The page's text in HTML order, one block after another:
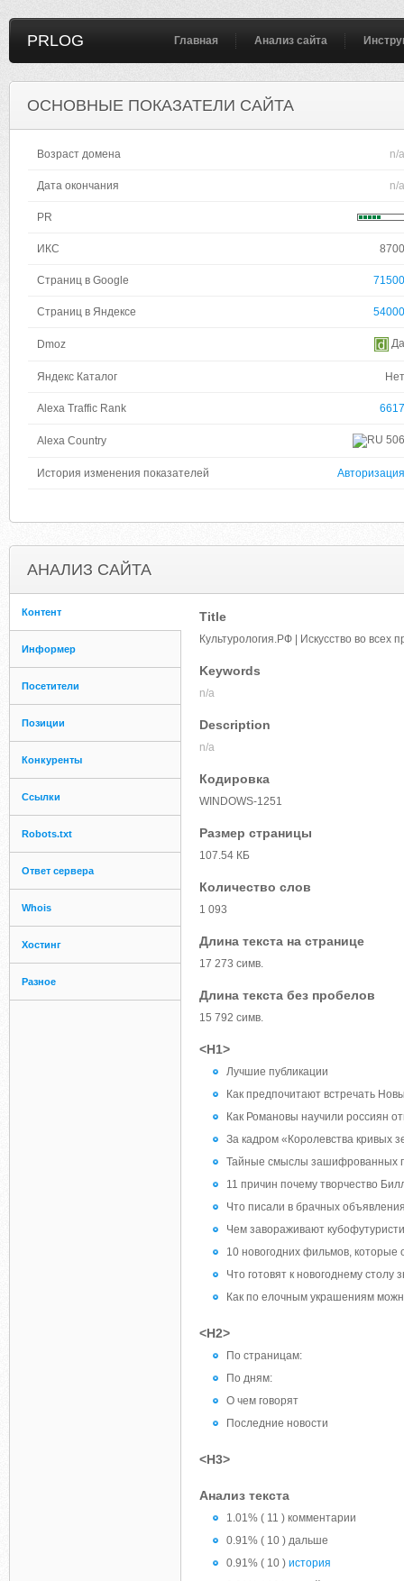
PRLOG Главная Анализ сайта
ОСНОВНЫЕ ПОКАЗАТЕЛИ САЙТА
Возраст домена n/a
Дата окончания n/a
PR
ИКС 8700
Страниц в Google 71500
Страниц в Яндексе 54000
Dmoz Да
Яндекс Каталог Нет
Alexa Traffic Rank 6617
Alexa Country 506
История изменения показателей Авторизация
АНАЛИЗ САЙТА
Контент
Информер
Посетители
Позиции
Конкуренты
Ссылки
Robots.txt
Ответ сервера
Whois
Хостинг
Разное
Title
Культурология.РФ | Искусство во
Keywords
n/a
Description
n/a
Кодировка
WINDOWS-1251
Размер страницы
107.54 КБ
Количество слов
1 093
Длина текста на странице
17 273 симв.
Длина текста без пробелов
15 792 симв.
<H1>
Лучшие публикации
Как предпочитают встречать
Как Романовы научили россиян
За кадром «Королевства кривых
Тайные смыслы зашифрованных
11 причин почему творчество
Что писали в брачных
Чем завораживают
10 новогодних фильмов, которые
Что готовят к новогоднему столу
Как по елочным украшениям
<H2>
По страницам:
По дням:
О чем говорят
Последние новости
<H3>
Анализ текста
1.01% ( 11 ) комментарии
0.91% ( 10 ) дальше
0.91% ( 10 ) история